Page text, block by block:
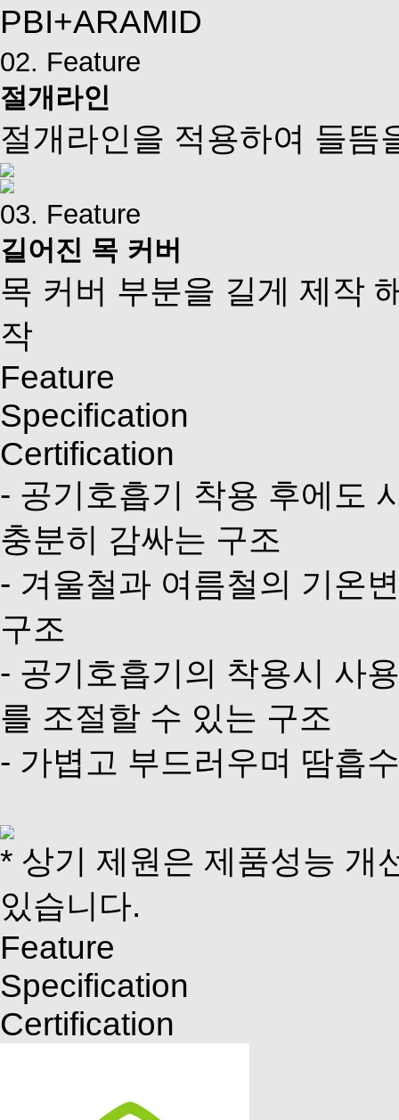
PBI+ARAMID
02. Feature
절개라인
절개라인을 적용하여 들뜸
03. Feature
길어진 목 커버
목 커버 부분을 길게 제작
작
Feature
Specification
Certification
- 공기호흡기 착용 후에도
충분히 감싸는 구조
- 겨울철과 여름철의 기온
구조
- 공기호흡기의 착용시 사
를 조절할 수 있는 구조
- 가볍고 부드러우며 땀흡
* 상기 제원은 제품성능 개
있습니다.
Feature
Specification
Certification